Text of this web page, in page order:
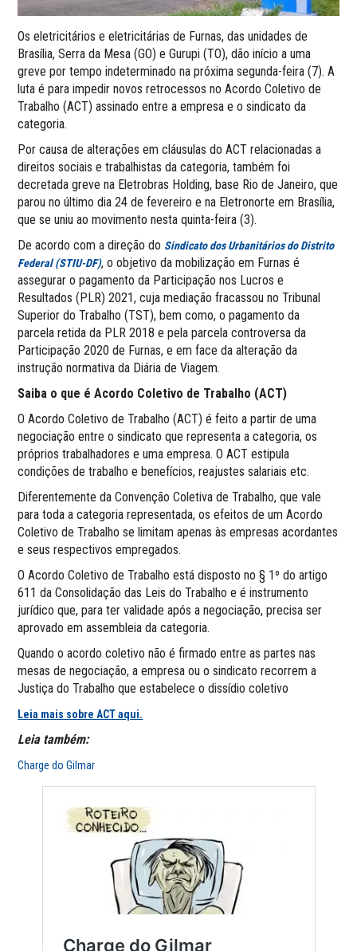
Os eletricitários e eletricitárias de Furnas, das unidades de
Brasília, Serra da Mesa (GO) e Gurupi (TO), dão início a uma
greve por tempo indeterminado na próxima segunda-feira (7). A
luta é para impedir novos retrocessos no Acordo Coletivo de
Trabalho (ACT) assinado entre a empresa e o sindicato da
categoria.
Por causa de alterações em cláusulas do ACT relacionadas a
direitos sociais e trabalhistas da categoria, também foi
decretada greve na Eletrobras Holding, base Rio de Janeiro, que
parou no último dia 24 de fevereiro e na Eletronorte em Brasília,
que se uniu ao movimento nesta quinta-feira (3).
De acordo com a direção do Sindicato dos Urbanitários do Distrito
Federal (STIU-DF), o objetivo da mobilização em Furnas é
assegurar o pagamento da Participação nos Lucros e
Resultados (PLR) 2021, cuja mediação fracassou no Tribunal
Superior do Trabalho (TST), bem como, o pagamento da
parcela retida da PLR 2018 e pela parcela controversa da
Participação 2020 de Furnas, e em face da alteração da
instrução normativa da Diária de Viagem.
Saiba o que é Acordo Coletivo de Trabalho (ACT)
O Acordo Coletivo de Trabalho (ACT) é feito a partir de uma
negociação entre o sindicato que representa a categoria, os
próprios trabalhadores e uma empresa. O ACT estipula
condições de trabalho e benefícios, reajustes salariais etc.
Diferentemente da Convenção Coletiva de Trabalho, que vale
para toda a categoria representada, os efeitos de um Acordo
Coletivo de Trabalho se limitam apenas às empresas acordantes
e seus respectivos empregados.
O Acordo Coletivo de Trabalho está disposto no § 1º do artigo
611 da Consolidação das Leis do Trabalho e é instrumento
jurídico que, para ter validade após a negociação, precisa ser
aprovado em assembleia da categoria.
Quando o acordo coletivo não é firmado entre as partes nas
mesas de negociação, a empresa ou o sindicato recorrem a
Justiça do Trabalho que estabelece o dissídio coletivo
Leia mais sobre ACT aqui.
Leia também:
Charge do Gilmar